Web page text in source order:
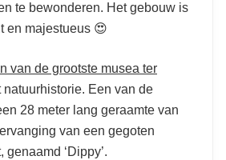
te bewonderen. Het gebouw is
en majestueus 😍
van de grootste musea ter
natuurhistorie. Een van de
28 meter lang geraamte van
van een gegoten
‘Dippy’.